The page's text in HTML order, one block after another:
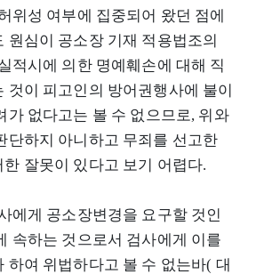
위성 여부에 집중되어 왔던 점에
원심이 공소장 기재 적용법조의
적시에 의한 명예훼손에 대해 직
것이 피고인의 방어권행사에 불이
가 없다고는 볼 수 없으므로, 위와
단하지 아니하고 무죄를 선고한
잘못이 있다고 보기 어렵다.
에게 공소장변경을 요구할 것인
속하는 것으로서 검사에게 이를
하여 위법하다고 볼 수 없는바( 대